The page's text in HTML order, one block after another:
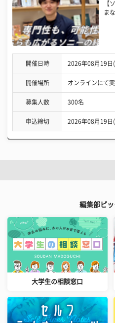
【
ま
開催日時 2026年08月19日
開催場所 オンラインにて
募集人数 300名
申込締切 2026年08月19日
編集部ピ
大学生の相談窓口